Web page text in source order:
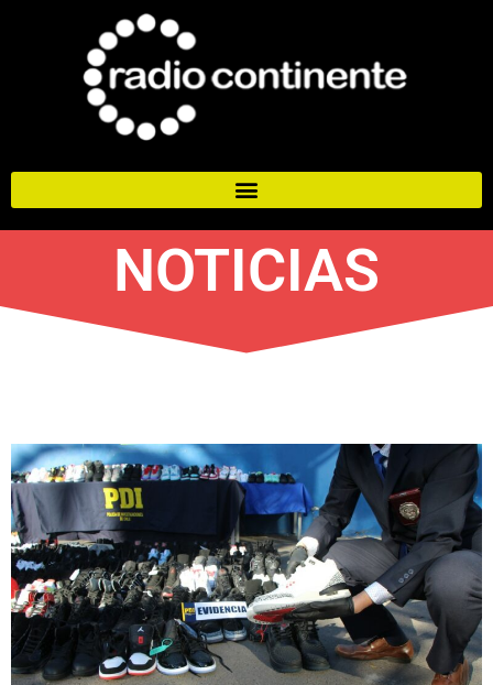
NOTICIAS